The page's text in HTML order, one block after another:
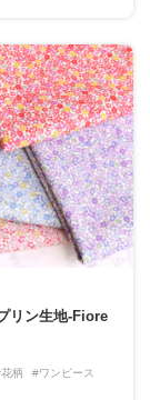
リン生地-Fiore
柄 #ワンピース